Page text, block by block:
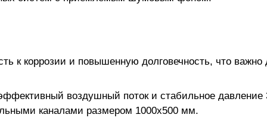
к коррозии и повышенную долговечность, что
воздушный поток и стабильное давление
каналами размером 1000x500 мм.